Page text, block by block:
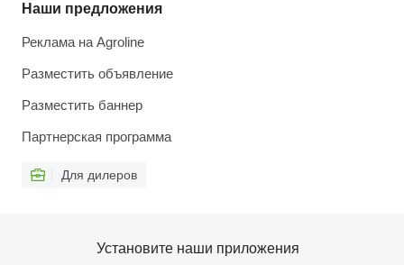
Наши предложения
Реклама на Agroline
Разместить объявление
Разместить баннер
Партнерская программа
Для дилеров
Установите наши приложения